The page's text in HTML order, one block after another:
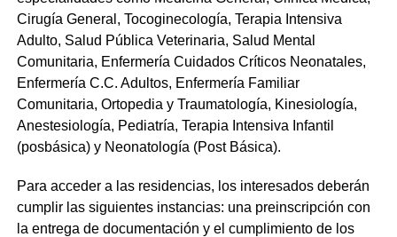
Cirugía General, Tocoginecología, Terapia Intensiva
Adulto, Salud Pública Veterinaria, Salud Mental
Comunitaria, Enfermería Cuidados Críticos Neonatales,
Enfermería C.C. Adultos, Enfermería Familiar
Comunitaria, Ortopedia y Traumatología, Kinesiología,
Anestesiología, Pediatría, Terapia Intensiva Infantil
(posbásica) y Neonatología (Post Básica).
Para acceder a las residencias, los interesados deberán
cumplir las siguientes instancias: una preinscripción con
la entrega de documentación y el cumplimiento de los